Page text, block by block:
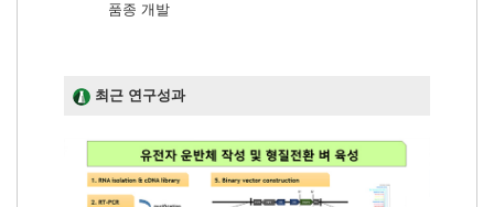
품종 개발
최근 연구성과